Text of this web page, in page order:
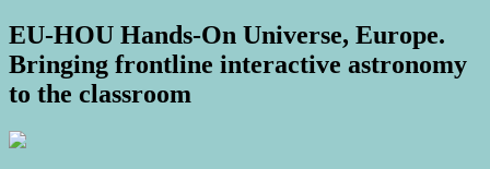
EU-HOU Hands-On Universe, Europe.
Bringing frontline interactive astronomy
to the classroom